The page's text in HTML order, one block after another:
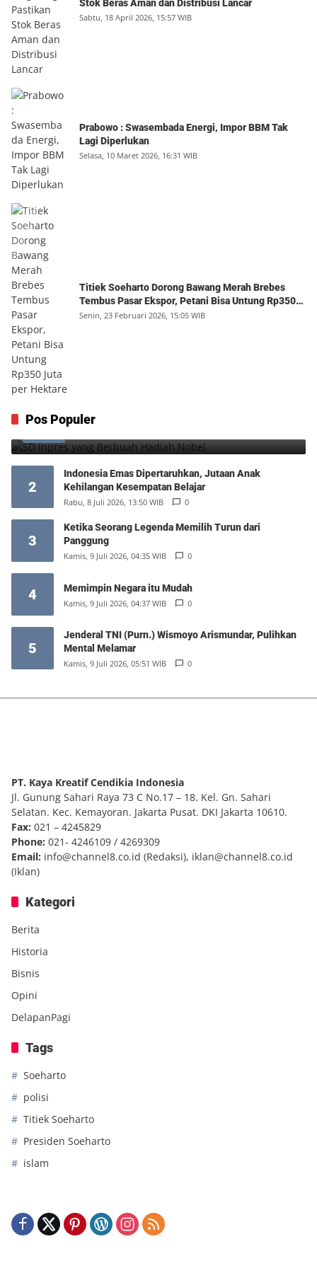
Stok Beras Aman dan Distribusi Lancar
Sabtu, 18 April 2026, 15:57 WIB
Prabowo : Swasembada Energi, Impor BBM Tak
Lagi Diperlukan
Selasa, 10 Maret 2026, 16:31 WIB
Titiek Soeharto Dorong Bawang Merah Brebes
Tembus Pasar Ekspor, Petani Bisa Untung Rp350
Juta per Hektare
Senin, 23 Februari 2026, 15:05 WIB
Pos Populer
1 SD Inpres yang Berbuah Hadiah Nobel
2
Indonesia Emas Dipertaruhkan, Jutaan Anak
Kehilangan Kesempatan Belajar
Rabu, 8 Juli 2026, 13:50 WIB 0
3
Ketika Seorang Legenda Memilih Turun dari
Panggung
Kamis, 9 Juli 2026, 04:35 WIB 0
4 Memimpin Negara itu Mudah
Kamis, 9 Juli 2026, 04:37 WIB 0
5
Jenderal TNI (Purn.) Wismoyo Arismundar, Pulihkan
Mental Melamar
Kamis, 9 Juli 2026, 05:51 WIB 0
PT. Kaya Kreatif Cendikia Indonesia
Jl. Gunung Sahari Raya 73 C No.17 – 18. Kel. Gn. Sahari
Selatan. Kec. Kemayoran. Jakarta Pusat. DKI Jakarta 10610.
Fax: 021 – 4245829
Phone: 021- 4246109 / 4269309
Email: info@channel8.co.id (Redaksi), iklan@channel8.co.id
(Iklan)
Kategori
Berita
Historia
Bisnis
Opini
DelapanPagi
Tags
Soeharto
polisi
Titiek Soeharto
Presiden Soeharto
islam